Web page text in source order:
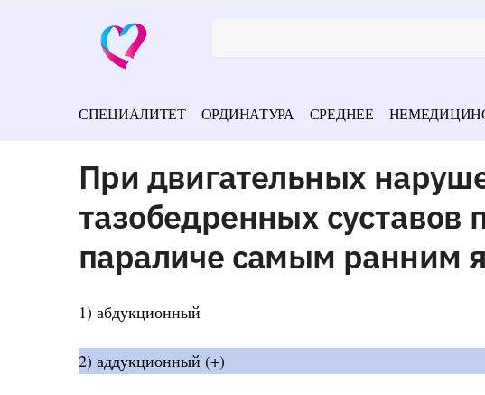
СПЕЦИАЛИТЕТ ОРДИНАТУРА СРЕДНЕЕ
При двигательных
тазобедренных суставов
параличе самым ранним
1) абдукционный
2) аддукционный (+)